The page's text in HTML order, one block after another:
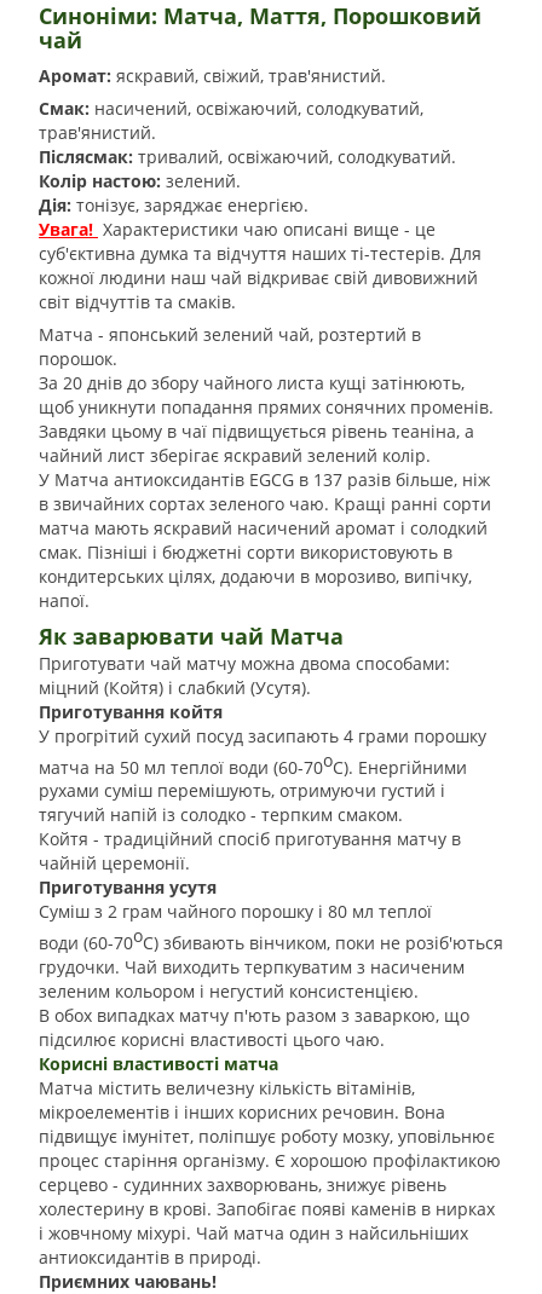
Синоніми: Матча, Маття, Порошковий
чай
Аромат: яскравий, свіжий, трав'янистий.
Смак: насичений, освіжаючий, солодкуватий,
трав'янистий.
Післясмак: тривалий, освіжаючий, солодкуватий.
Колір настою: зелений.
Дія: тонізує, заряджає енергією.
Увага! Характеристики чаю описані вище - це
суб'єктивна думка та відчуття наших ті-тестерів. Для
кожної людини наш чай відкриває свій дивовижний
світ відчуттів та смаків.
Матча - японський зелений чай, розтертий в
порошок.
За 20 днів до збору чайного листа кущі затінюють,
щоб уникнути попадання прямих сонячних променів.
Завдяки цьому в чаї підвищується рівень теаніна, а
чайний лист зберігає яскравий зелений колір.
У Матча антиоксидантів EGCG в 137 разів більше, ніж
в звичайних сортах зеленого чаю. Кращі ранні сорти
матча мають яскравий насичений аромат і солодкий
смак. Пізніші і бюджетні сорти використовують в
кондитерських цілях, додаючи в морозиво, випічку,
напої.
Як заварювати чай Матча
Приготувати чай матчу можна двома способами:
міцний (Койтя) і слабкий (Усутя).
Приготування койтя
У прогрітий сухий посуд засипають 4 грами порошку
матча на 50 мл теплої води (60-70оС). Енергійними
рухами суміш перемішують, отримуючи густий і
тягучий напій із солодко - терпким смаком.
Койтя - традиційний спосіб приготування матчу в
чайній церемонії.
Приготування усутя
Суміш з 2 грам чайного порошку і 80 мл теплої
води (60-70оС) збивають вінчиком, поки не розіб'ються
грудочки. Чай виходить терпкуватим з насиченим
зеленим кольором і негустий консистенцією.
В обох випадках матчу п'ють разом з заваркою, що
підсилює корисні властивості цього чаю.
Корисні властивості матча
Матча містить величезну кількість вітамінів,
мікроелементів і інших корисних речовин. Вона
підвищує імунітет, поліпшує роботу мозку, уповільнює
процес старіння організму. Є хорошою профілактикою
серцево - судинних захворювань, знижує рівень
холестерину в крові. Запобігає появі каменів в нирках
і жовчному міхурі. Чай матча один з найсильніших
антиоксидантів в природі.
Приємних чаювань!